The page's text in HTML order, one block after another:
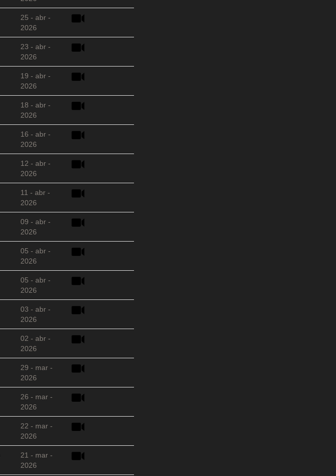
25 - abr -
2026
23 - abr -
2026
19 - abr -
2026
18 - abr -
2026
16 - abr -
2026
12 - abr -
2026
11 - abr -
2026
09 - abr -
2026
05 - abr -
2026
05 - abr -
2026
03 - abr -
2026
02 - abr -
2026
29 - mar -
2026
26 - mar -
2026
22 - mar -
2026
21 - mar -
2026